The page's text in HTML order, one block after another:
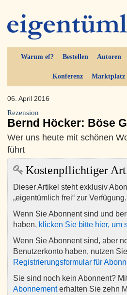
Warum ef? Bestellen Autoren
Konferenz Marktplatz
06. April 2016
Rezension
Bernd Höcker: Böse
Wer uns heute mit schönen
führt
Kostenpflichtiger
Dieser Artikel steht exklusiv
„eigentümlich frei“ zur Verfügung.
Wenn Sie Abonnent sind und
haben, klicken Sie bitte hier, um
Wenn Sie Abonnent sind, aber
Benutzerkonto haben, nutzen
Registrierungsformular für
Sie sind noch kein Abonnent?
Abonnementerhalten Sie zehn